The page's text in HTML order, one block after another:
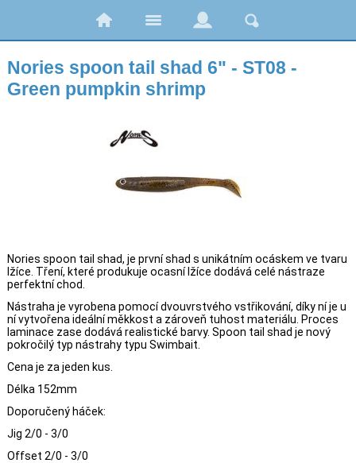
Nories spoon tail shad 6" - ST08 -
Green pumpkin shrimp
Nories spoon tail shad, je první shad s unikátním ocáskem ve tvaru
lžíce. Tření, které produkuje ocasní lžíce dodává celé nástraze
perfektní chod.
Nástraha je vyrobena pomocí dvouvrstvého vstřikování, díky ní je u
ní vytvořena ideální měkkost a zároveň tuhost materiálu. Proces
laminace zase dodává realistické barvy. Spoon tail shad je nový
pokročilý typ nástrahy typu Swimbait.
Cena je za jeden kus.
Délka 152mm
Doporučený háček:
Jig 2/0 - 3/0
Offset 2/0 - 3/0